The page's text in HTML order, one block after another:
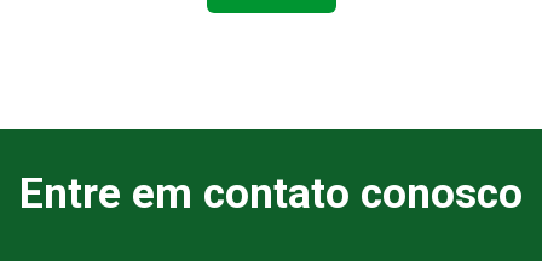
Entre em contato conosco